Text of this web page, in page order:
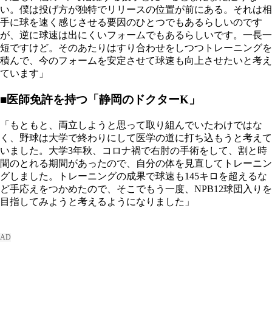
い。僕は投げ方が独特でリリースの位置が前にある。それは相
手に球を速く感じさせる要因のひとつでもあるらしいのです
が、逆に球速は出にくいフォームでもあるらしいです。一長一
短ですけど。そのあたりはすり合わせをしつつトレーニングを
積んで、今のフォームを安定させて球速も向上させたいと考え
ています」
■医師免許を持つ「静岡のドクターK」
「もともと、両立しようと思って取り組んでいたわけではな
く、野球は大学で終わりにして医学の道に打ち込もうと考えて
いました。大学3年秋、コロナ禍で右肘の手術をして、割と時
間のとれる期間があったので、自分の体を見直してトレーニン
グしました。トレーニングの成果で球速も145キロを超えるな
ど手応えをつかめたので、そこでもう一度、NPB12球団入りを
目指してみようと考えるようになりました」